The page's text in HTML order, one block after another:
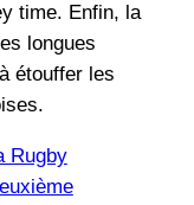
time. Enfin, la
longues
étouffer les
Rugby